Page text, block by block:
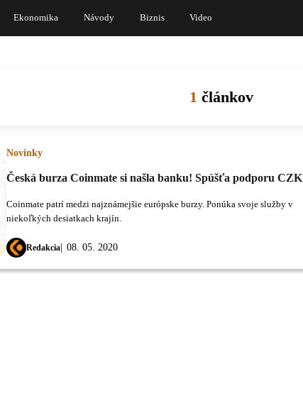
Ekonomika Návody Biznis Video
1 článkov
Novinky
Česká burza Coinmate si našla banku! Spúšťa podporu CZK
Redakcia 08. 05. 2020
Coinmate patrí medzi najznámejšie európske burzy. Ponúka svoje služby v
niekoľkých desiatkach krajín.